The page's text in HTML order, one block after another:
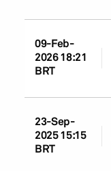
09-Feb-
2026 18:21
BRT
23-Sep-
2025 15:15
BRT